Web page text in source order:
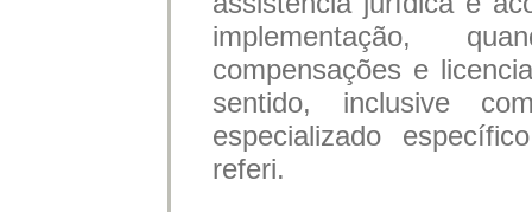
implementação,
compensações e
sentido, inclusive
especializado
referi.